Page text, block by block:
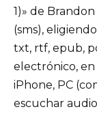
1)» de
(sms),
txt, rtf, epub,
electrónico,
iPhone, PC
escuchar